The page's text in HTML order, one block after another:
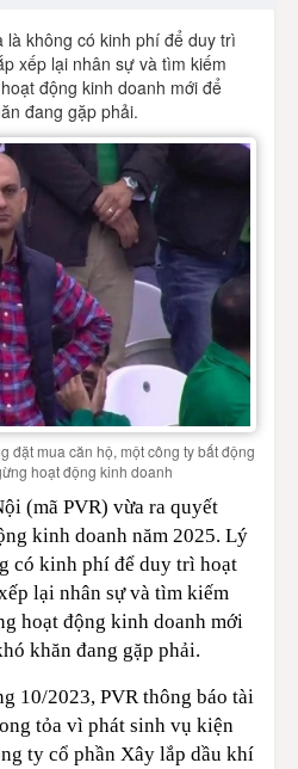
không có kinh phí để duy trì
xếp lại nhân sự và tìm kiếm
động kinh doanh mới để
đang gặp phải.
đặt mua căn hộ, một công ty bất động
hoạt động kinh doanh
(mã PVR) vừa ra quyết
kinh doanh năm 2025. Lý
có kinh phí để duy trì hoạt
lại nhân sự và tìm kiếm
hoạt động kinh doanh mới
khăn đang gặp phải.
10/2023, PVR thông báo tài
tỏa vì phát sinh vụ kiện
ty cổ phần Xây lắp dầu khí